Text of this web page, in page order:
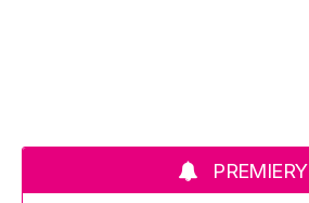
PREMIERY